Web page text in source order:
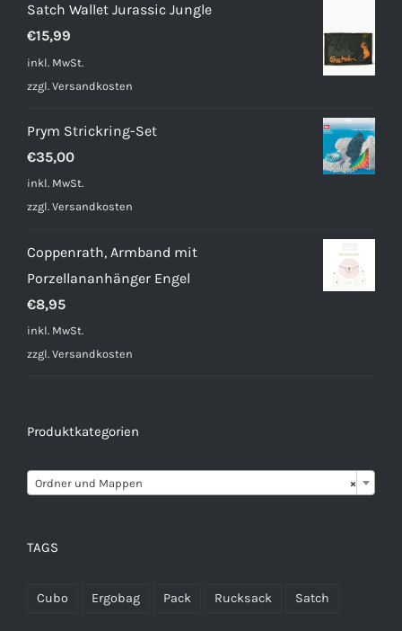
Satch Wallet Jurassic Jungle
€15,99
inkl. MwSt.
zzgl. Versandkosten
Prym Strickring-Set
€35,00
inkl. MwSt.
zzgl. Versandkosten
Coppenrath, Armband mit
Porzellananhänger Engel
€8,95
inkl. MwSt.
zzgl. Versandkosten
Produktkategorien
×
Ordner und Mappen
TAGS
Cubo Ergobag Pack Rucksack Satch